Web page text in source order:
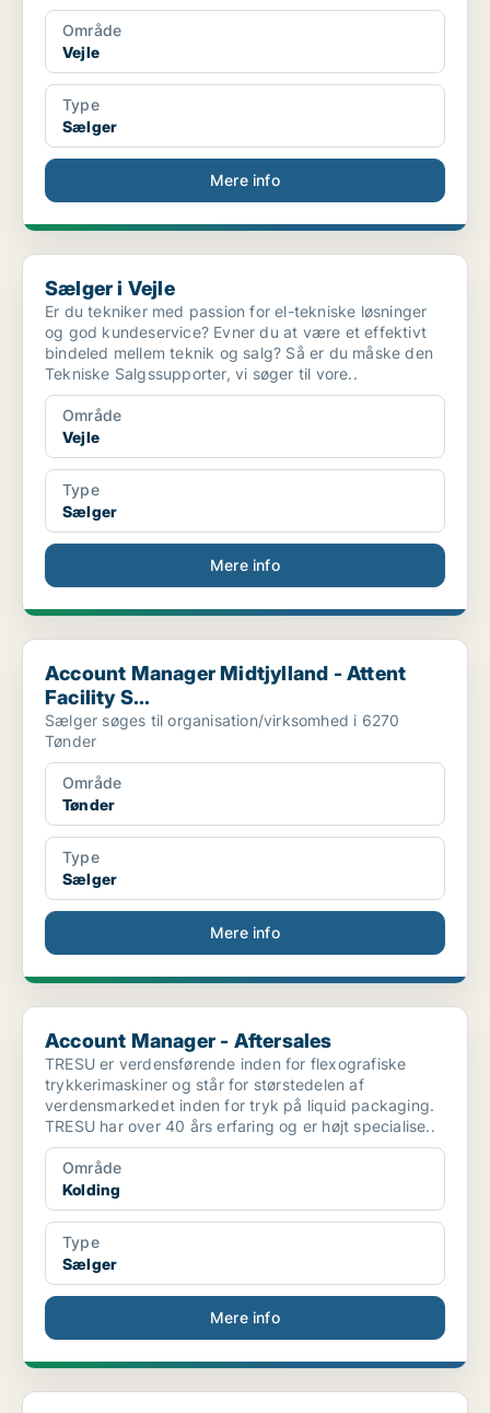
Område
Vejle
Type
Sælger
Mere info
Sælger i Vejle
Sælger i Vejle
Er du tekniker med passion for el-tekniske løsninger
og god kundeservice? Evner du at være et effektivt
bindeled mellem teknik og salg? Så er du måske den
Tekniske Salgssupporter, vi søger til vore..
Område
Vejle
Type
Sælger
Mere info
Account Manager Midtjylland - Attent Facility S...
Account Manager Midtjylland - Attent
Facility S...
Sælger søges til organisation/virksomhed i 6270
Tønder
Område
Tønder
Type
Sælger
Mere info
Account Manager - Aftersales
Account Manager - Aftersales
TRESU er verdensførende inden for flexografiske
trykkerimaskiner og står for størstedelen af
verdensmarkedet inden for tryk på liquid packaging.
TRESU har over 40 års erfaring og er højt specialise..
Område
Kolding
Type
Sælger
Mere info
Salgschef i [xxxxx] Vestdanmark